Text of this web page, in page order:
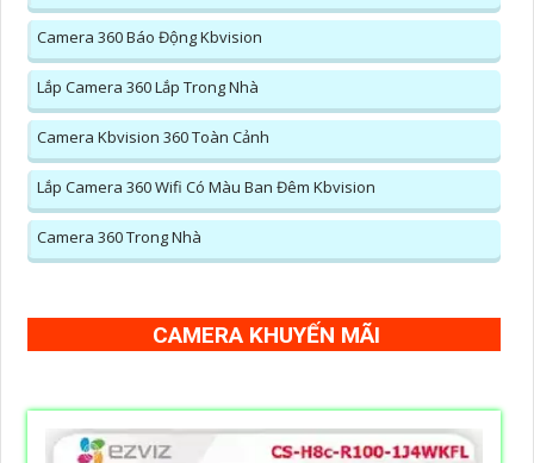
Camera 360 Báo Động Kbvision
Lắp Camera 360 Lắp Trong Nhà
Camera Kbvision 360 Toàn Cảnh
Lắp Camera 360 Wifi Có Màu Ban Đêm Kbvision
Camera 360 Trong Nhà
CAMERA KHUYẾN MÃI